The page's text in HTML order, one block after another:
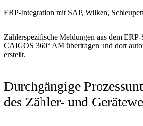
ERP-Integration mit SAP, Wilken,
Zählerspezifische Meldungen aus dem
CAIGOS 360° AM übertragen und dort
erstellt.
Durchgängige
des Zähler- und